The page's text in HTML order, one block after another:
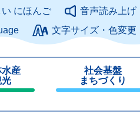
このページの本文へ
にほんご
音声読み上げ
文字サイズ・色変更
水産
光
社会基盤
まちづくり
じ